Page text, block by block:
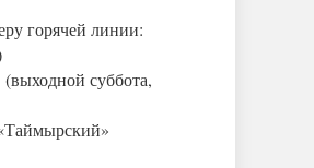
горячей линии:
суббота,